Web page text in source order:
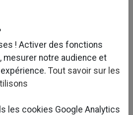
! Activer des fonctions
notre audience et
Tout savoir sur les
les cookies Google Analytics